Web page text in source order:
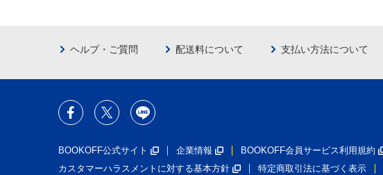
ヘルプ・ご質問 配送料について 支払い方法について
BOOKOFF公式サイト 企業情報 BOOKOFF会員サービス利用規約
カスタマーハラスメントに対する基本方針
特定商取引法に基づく表示